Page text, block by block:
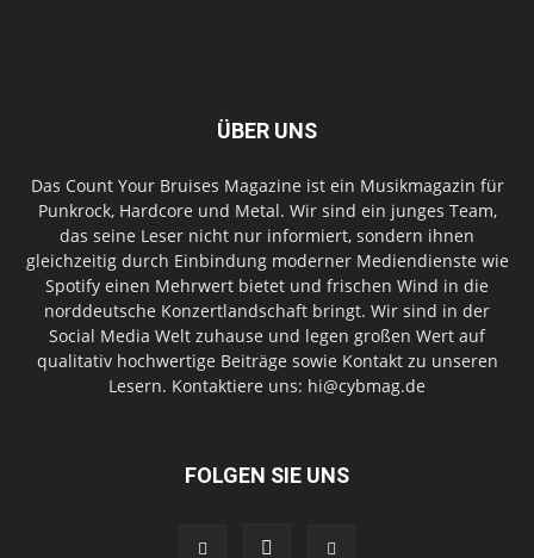
ÜBER UNS
Das Count Your Bruises Magazine ist ein Musikmagazin für
Punkrock, Hardcore und Metal. Wir sind ein junges Team,
das seine Leser nicht nur informiert, sondern ihnen
gleichzeitig durch Einbindung moderner Mediendienste wie
Spotify einen Mehrwert bietet und frischen Wind in die
norddeutsche Konzertlandschaft bringt. Wir sind in der
Social Media Welt zuhause und legen großen Wert auf
qualitativ hochwertige Beiträge sowie Kontakt zu unseren
Lesern. Kontaktiere uns: hi@cybmag.de
FOLGEN SIE UNS